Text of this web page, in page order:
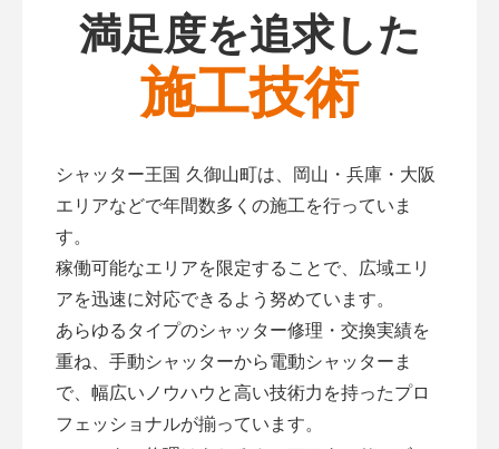
満足度を追求した
施工技術
シャッター王国 久御山町は、岡山・兵庫・大阪
エリアなどで年間数多くの施工を行っていま
す。
稼働可能なエリアを限定することで、広域エリ
アを迅速に対応できるよう努めています。
あらゆるタイプのシャッター修理・交換実績を
重ね、手動シャッターから電動シャッターま
で、幅広いノウハウと高い技術力を持ったプロ
フェッショナルが揃っています。